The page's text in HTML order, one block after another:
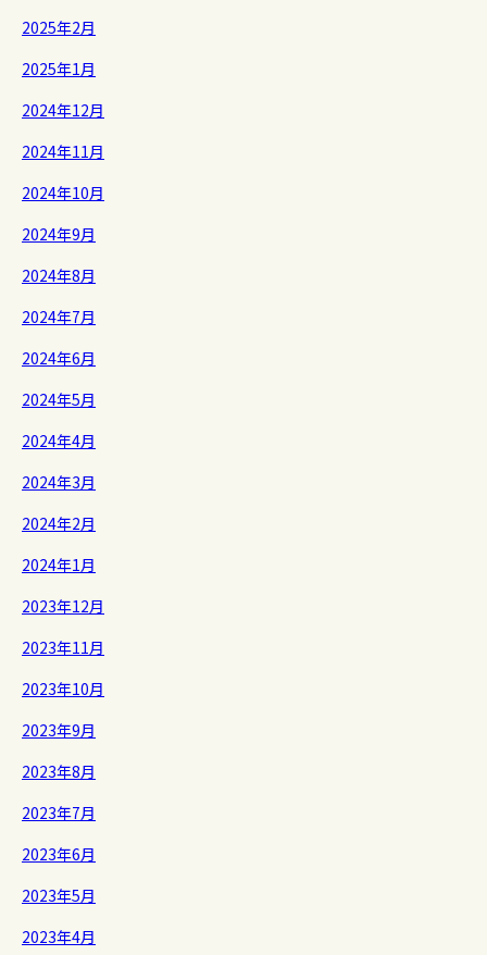
2025年2月
2025年1月
2024年12月
2024年11月
2024年10月
2024年9月
2024年8月
2024年7月
2024年6月
2024年5月
2024年4月
2024年3月
2024年2月
2024年1月
2023年12月
2023年11月
2023年10月
2023年9月
2023年8月
2023年7月
2023年6月
2023年5月
2023年4月